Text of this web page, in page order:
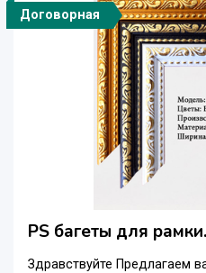
Договорная
PS багеты для рамки.
Здравствуйте Предлагаем